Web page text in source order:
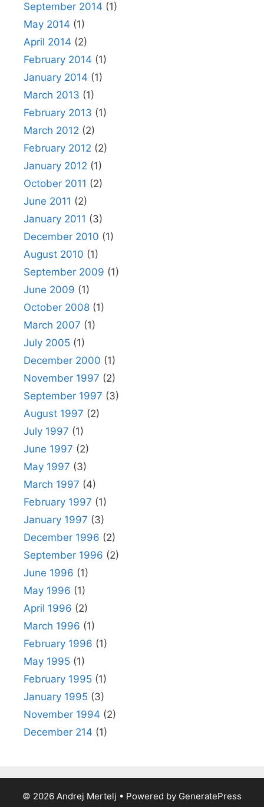
September 2014 (1)
May 2014 (1)
April 2014 (2)
February 2014 (1)
January 2014 (1)
March 2013 (1)
February 2013 (1)
March 2012 (2)
February 2012 (2)
January 2012 (1)
October 2011 (2)
June 2011 (2)
January 2011 (3)
December 2010 (1)
August 2010 (1)
September 2009 (1)
June 2009 (1)
October 2008 (1)
March 2007 (1)
July 2005 (1)
December 2000 (1)
November 1997 (2)
September 1997 (3)
August 1997 (2)
July 1997 (1)
June 1997 (2)
May 1997 (3)
March 1997 (4)
February 1997 (1)
January 1997 (3)
December 1996 (2)
September 1996 (2)
June 1996 (1)
May 1996 (1)
April 1996 (2)
March 1996 (1)
February 1996 (1)
May 1995 (1)
February 1995 (1)
January 1995 (3)
November 1994 (2)
December 214 (1)
© 2026 Andrej Mertelj • Powered by GeneratePress